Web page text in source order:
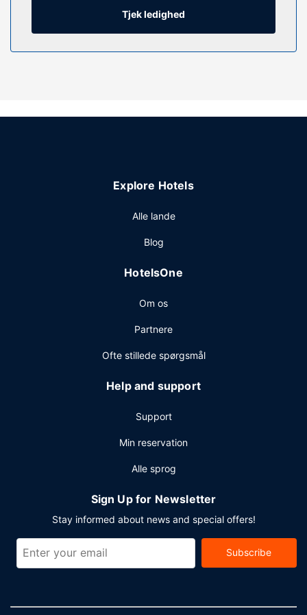
pengeskabe og kaffe-/temaskiner, og rengøring udføres
dagligt.
Ejendomsfacilitet
omfatter en udendørs pool, en indendørs pool og et
nyde udsigten til haven og spise udendørs. Du kan også
tilbydes mod gebyr dagligt fra kl. 07.00 til kl. 11.00.
gratis aviser i lobbyen og renseri/vaskeservice. Dette
konferencelokaler og mødelokaler. Gratis selvstændig
parkering er til rådighed på stedet.
Tjek ledighed
Explore Hotels
Alle lande
Blog
HotelsOne
Om os
Partnere
Ofte stillede spørgsmål
Help and support
Support
Min reservation
Alle sprog
Sign Up for Newsletter
Stay informed about news and special offers!
Subscribe